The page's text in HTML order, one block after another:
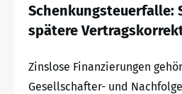
Schenkungsteuerfalle:
spätere
Zinslose Finanzierungen
Gesellschafter- und